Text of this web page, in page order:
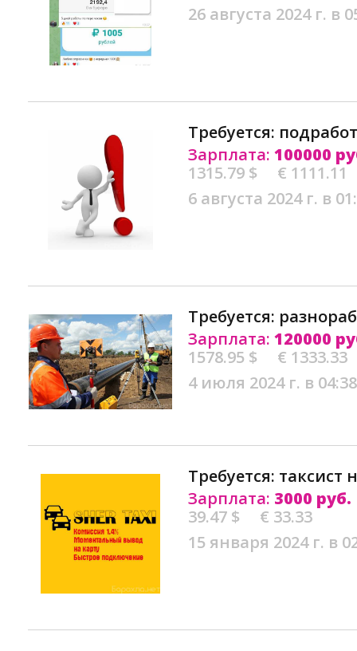
26 августа 2024 г. в
Требуется:
Зарплата: 100000
1315.79 $
€ 1111.11
6 августа 2024 г. в
Требуется:
Зарплата: 120000
1578.95 $
€ 1333.33
4 июля 2024 г. в 04:38
Требуется: таксист
Зарплата: 3000 руб.
39.47 $
€ 33.33
15 января 2024 г. в